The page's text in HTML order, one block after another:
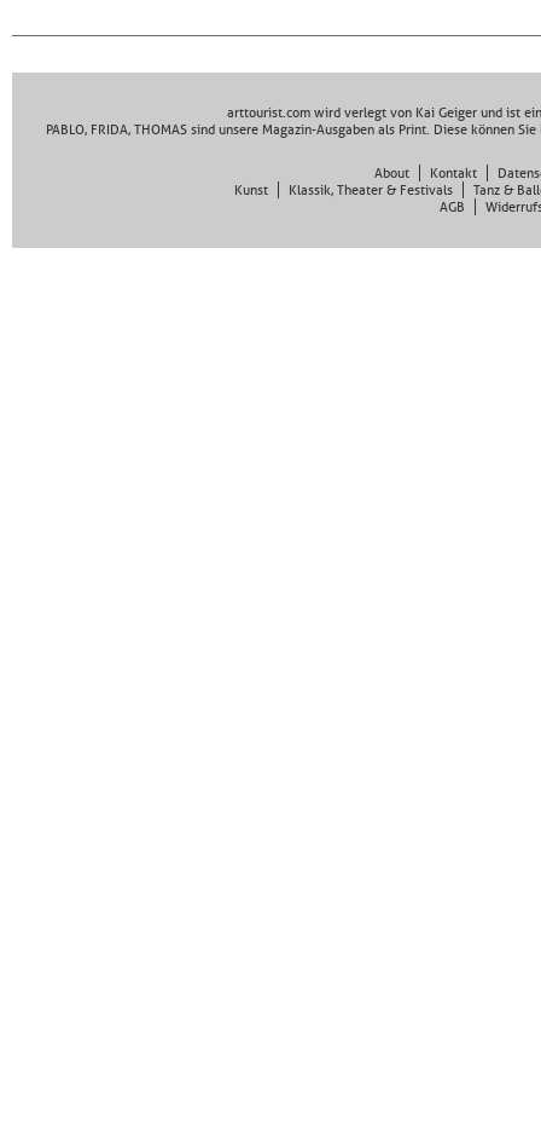
arttourist.com wird verlegt von Kai Geiger und ist
PABLO, FRIDA, THOMAS sind unsere Magazin-Ausgaben als Print. Diese können
About Kontakt
Kunst
Klassik, Theater & Festivals
Tanz &
AGB